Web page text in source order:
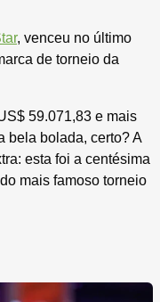
, venceu no último
de torneio da
59.071,83 e mais
bela bolada, certo? A
esta foi a centésima
mais famoso torneio